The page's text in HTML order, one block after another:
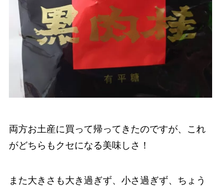
両方お土産に買って帰ってきたのですが、これ
がどちらもクセになる美味しさ！
また大きさも大き過ぎず、小さ過ぎず、ちょう